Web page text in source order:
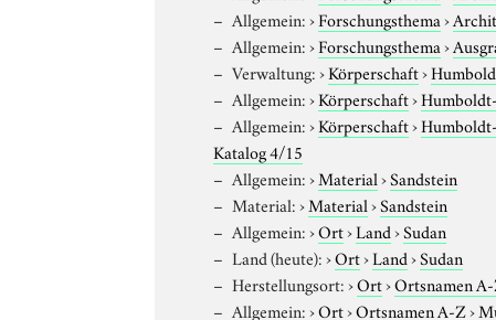
Allgemein:›Forschungsthema›
Allgemein:›Forschungsthema›
Verwaltung:›Körperschaft›
Allgemein:›Körperschaft›
Allgemein:›Körperschaft›
Katalog 4/15
Allgemein:›Material›Sandstein
Material:›Material›Sandstein
Allgemein:›Ort›Land›Sudan
Land (heute):›Ort›Land›Sudan
Herstellungsort:›Ort›Ortsnamen
Allgemein:›Ort›Ortsnamen A-Z›